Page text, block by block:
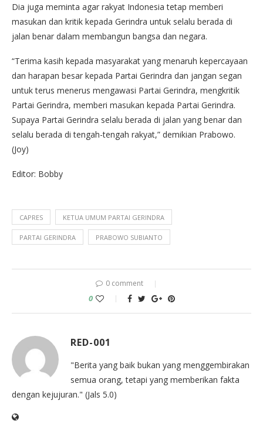
Dia juga meminta agar rakyat Indonesia tetap memberi
masukan dan kritik kepada Gerindra untuk selalu berada di
jalan benar dalam membangun bangsa dan negara.
“Terima kasih kepada masyarakat yang menaruh kepercayaan
dan harapan besar kepada Partai Gerindra dan jangan segan
untuk terus menerus mengawasi Partai Gerindra, mengkritik
Partai Gerindra, memberi masukan kepada Partai Gerindra.
Supaya Partai Gerindra selalu berada di jalan yang benar dan
selalu berada di tengah-tengah rakyat,” demikian Prabowo.
(Joy)
Editor: Bobby
CAPRES KETUA UMUM PARTAI GERINDRA
PARTAI GERINDRA PRABOWO SUBIANTO
0 comment
0
RED-001
"Berita yang baik bukan yang menggembirakan
semua orang, tetapi yang memberikan fakta
dengan kejujuran." (Jals 5.0)